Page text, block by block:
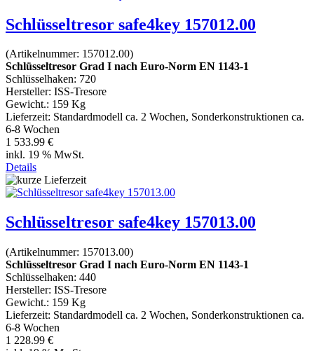
Schlüsseltresor safe4key 157012.00
(Artikelnummer: 157012.00)
Schlüsseltresor Grad I nach Euro-Norm EN 1143-1
Schlüsselhaken: 720
Hersteller: ISS-Tresore
Gewicht.: 159 Kg
Lieferzeit: Standardmodell ca. 2 Wochen, Sonderkonstruktionen ca.
6-8 Wochen
1 533.99 €
inkl. 19 % MwSt.
Details
Schlüsseltresor safe4key 157013.00
(Artikelnummer: 157013.00)
Schlüsseltresor Grad I nach Euro-Norm EN 1143-1
Schlüsselhaken: 440
Hersteller: ISS-Tresore
Gewicht.: 159 Kg
Lieferzeit: Standardmodell ca. 2 Wochen, Sonderkonstruktionen ca.
6-8 Wochen
1 228.99 €